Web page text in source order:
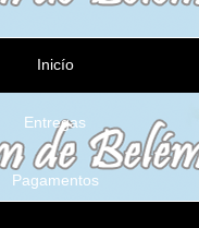
Inicío
Entregas
Pagamentos